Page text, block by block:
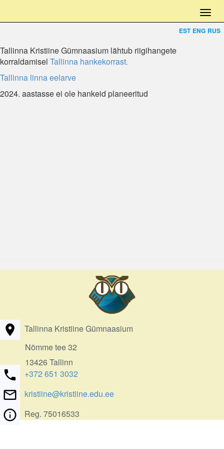
EST ENG RUS
Tallinna Kristiine Gümnaasium lähtub riigihangete
korraldamisel Tallinna hankekorrast.
Tallinna linna eelarve
2024. aastasse ei ole hankeid planeeritud
Tallinna Kristiine Gümnaasium
Nõmme tee 32
13426 Tallinn
+372 651 3032
kristiine@kristiine.edu.ee
Reg. 75016533